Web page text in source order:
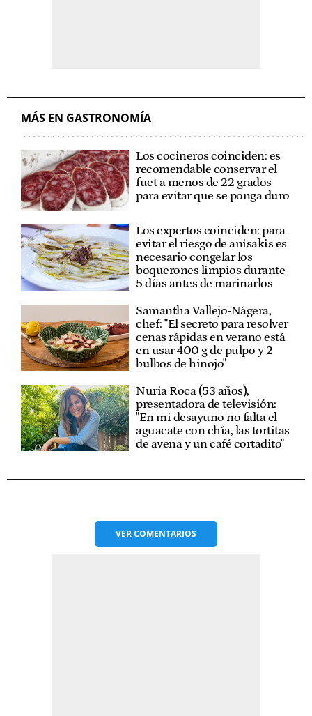
MÁS EN GASTRONOMÍA
Los cocineros coinciden: es
recomendable conservar el
fuet a menos de 22 grados
para evitar que se ponga duro
Los expertos coinciden: para
evitar el riesgo de anisakis es
necesario congelar los
boquerones limpios durante
5 días antes de marinarlos
Samantha Vallejo-Nágera,
chef: "El secreto para resolver
cenas rápidas en verano está
en usar 400 g de pulpo y 2
bulbos de hinojo"
Nuria Roca (53 años),
presentadora de televisión:
"En mi desayuno no falta el
aguacate con chía, las tortitas
de avena y un café cortadito"
VERCOMENTARIOS